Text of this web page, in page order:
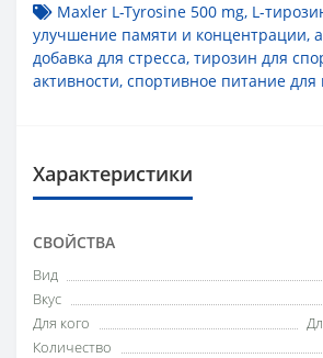
Maxler L-Tyrosine 500 mg, L-
улучшение памяти и концентрации,
добавка для стресса, тирозин для
активности, спортивное питание для
Характеристики
СВОЙСТВА
Вид
Вкус
Для кого
Количество